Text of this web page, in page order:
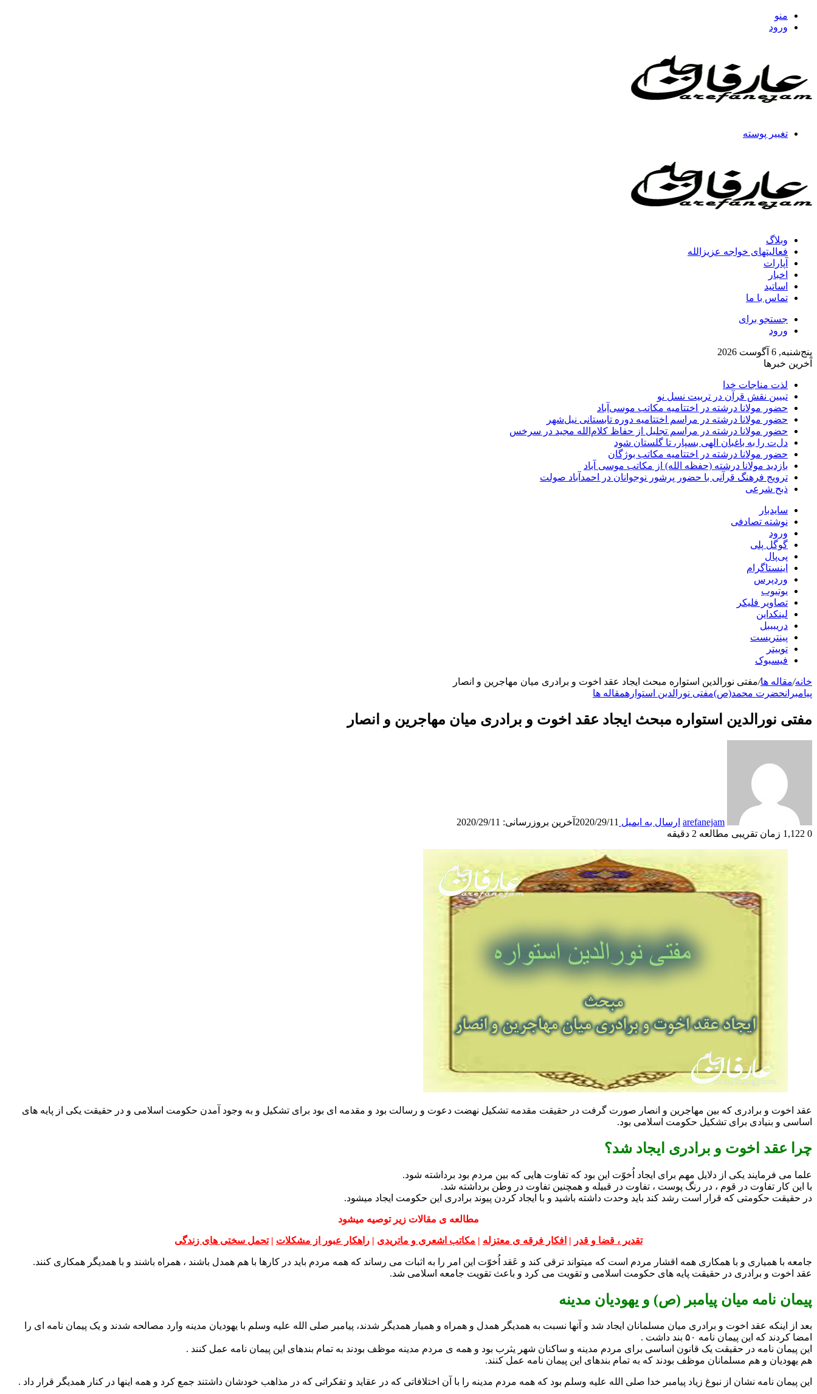
منو
ورود
تغییر پوسته
وبلاگ
فعالیتهای خواجه عزیزالله
آپارات
اخبار
اساتید
تماس با ما
جستجو برای
ورود
پنج‌شنبه, 6 آگوست 2026
آخرین خبرها
لذت مناجات خدا
تبیین نقش قرآن در تربیت نسل نو
حضور مولانا درشته در اختتامیه مکاتب موسی‌آباد
حضور مولانا درشته در مراسم اختتامیه دوره تابستانی نیل‌شهر
حضور مولانا درشته در مراسم تجلیل از حفاظ کلام‌الله مجید در سرخس
دل‌ت را به باغبان الهی بسپار، تا گلستان شود
حضور مولانا درشته در اختتامیه مکاتب بوژگان
بازدید مولانا درشته (حفظه الله) از مکاتب موسی آباد
ترویج فرهنگ قرآنی با حضور پرشور نوجوانان در احمدآباد صولت
ذبح شرعی
سایدبار
نوشته تصادفی
ورود
گوگل پلی
پی‌پال
اینستاگرام
وردپرس
یوتیوب
تصاویر فلیکر
لینکداین
دریبببل
پینتریست
توییتر
فیسبوک
خانه/مقاله ها/مفتی نورالدین استواره مبحث ایجاد عقد اخوت و برادری میان مهاجرین و انصار
پیامبرانحضرت محمد(ص)مفتی نورالدین استوارهمقاله ها
مفتی نورالدین استواره مبحث ایجاد عقد اخوت و برادری میان مهاجرین و انصار
arefanejam ارسال به ایمیل 2020/29/11 آخرین بروزرسانی: 2020/29/11
0
زمان تقریبی مطالعه 2 دقیقه
عقد اخوت و برادری که بین مهاجرین و انصار صورت گرفت در حقیقت مقدمه تشکیل نهضت دعوت و رسالت بود و مقدمه ای بود برای تشکیل و به وجود آمدن حکومت اسلامی و در حقیقت یکی از پایه های
اساسی و بنیادی برای تشکیل حکومت اسلامی بود.
چرا عقد اخوت و برادری ایجاد شد؟
علما می فرمایند یکی از دلایل مهم برای ایجاد اُخوّت این بود که تفاوت‌ هایی که بین مردم بود برداشته شود.
با این کار تفاوت در قوم ، در رنگ پوست ، تفاوت در قبیله و همچنین تفاوت در وطن برداشته شد.
در حقیقت حکومتی که قرار است رشد کند باید وحدت داشته باشید و با ایجاد کردن پیوند برادری این حکومت ایجاد میشود.
مطالعه ی مقالات زیر توصیه میشود
تقدیر ، قضا و قدر | افکار فرقه ی معتزله | مکاتب اشعری و ماتریدی | راهکار عبور از مشکلات |تحمل سختی های زندگی
جامعه با همیاری و با همکاری همه اقشار مردم است که میتواند ترقی کند و عَقد اُخوّت این امر را به اثبات می رساند که همه مردم باید در کارها با هم همدل باشند ، همراه باشند و با همدیگر همکاری کنند.
عقد اخوت و برادری در حقیقت پایه های حکومت اسلامی و تقویت می‌ کرد و باعث تقویت جامعه اسلامی شد.
پیمان نامه میان پیامبر (ص) و یهودیان مدینه
بعد از اینکه عقد اخوت و برادری میان مسلمانان ایجاد شد و آنها نسبت به همدیگر همدل و همراه و همیار همدیگر شدند، پیامبر صلی الله علیه وسلم با یهودیان مدینه وارد مصالحه شدند و یک پیمان نامه ای را
امضا کردند که این پیمان‌ نامه ۵۰ بند داشت .
این پیمان نامه در حقیقت یک قانون اساسی برای مردم مدینه و ساکنان شهر یثرب بود و همه ی مردم مدینه موظف بودند به تمام بندهای این پیمان نامه عمل کنند .
هم یهودیان و هم مسلمانان موظف بودند که به تمام بندهای این پیمان نامه عمل کنند.
این پیمان نامه نشان از نبوغ زیاد پیامبر خدا صلی الله علیه وسلم بود که همه مردم مدینه را با آن اختلافاتی که در عقاید و تفکراتی که در مذاهب خودشان داشتند جمع کرد و همه اینها در کنار همدیگر قرار داد .